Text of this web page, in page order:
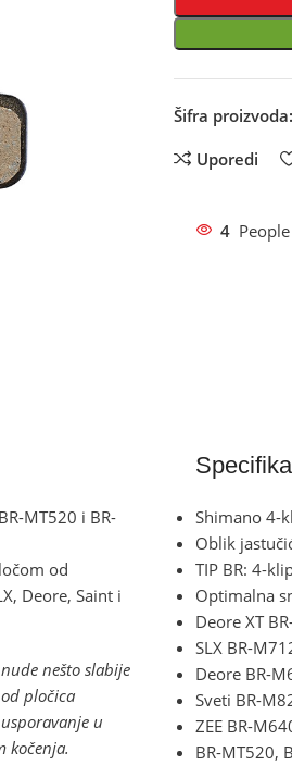
Šifra proizvoda:
Uporedi
4
MT520 i BR-
od
Deore, Saint i
nešto slabije
pločica
u
kočenja.
Shimano 4-
Oblik
TIP BR: 4-
Optimalna
Deore XT
SLX BR-
Deore BR-
Sveti BR-
ZEE BR-
BR-MT520,